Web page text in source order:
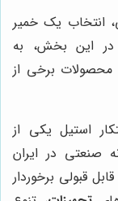
انتخاب یک خمیر
در این بخش، به
محصولات برخی از
استیل یکی از
صنعتی در ایران
قبولی برخوردار